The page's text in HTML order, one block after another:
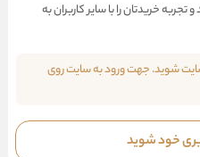
تجربه خریدتان را با سایر کاربران به
سایت شوید. جهت ورود به سایت روی
خود شوید